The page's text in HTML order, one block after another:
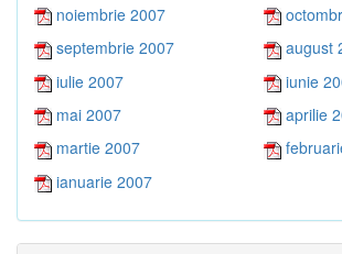
noiembrie 2007
septembrie 2007
august
iulie 2007
iunie
mai 2007
aprilie
martie 2007
ianuarie 2007